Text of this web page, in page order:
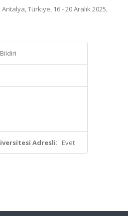
Türkiye, 16 - 20 Aralık 2025,
Adresli: Evet